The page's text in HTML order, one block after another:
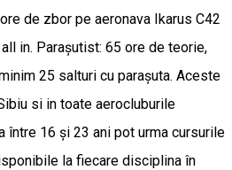
de zbor pe aeronava Ikarus C42
in. Paraşutist: 65 ore de teorie,
25 salturi cu paraşuta. Aceste
si in toate aerocluburile
între 16 şi 23 ani pot urma cursurile
la fiecare disciplina în